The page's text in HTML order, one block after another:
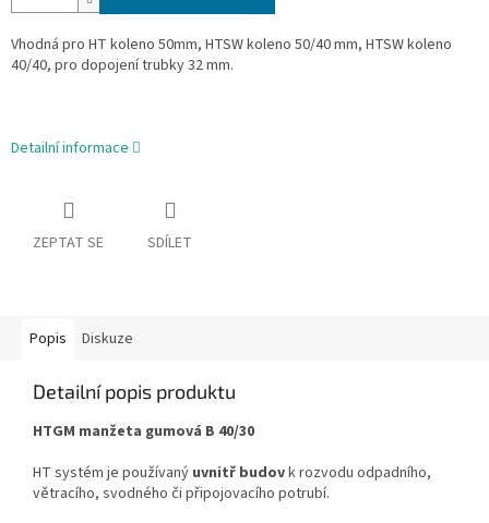
Vhodná pro HT koleno 50mm, HTSW koleno 50/40 mm, HTSW koleno
40/40, pro dopojení trubky 32 mm.
Detailní informace
ZEPTAT SE SDÍLET
Popis Diskuze
Detailní popis produktu
HTGM manžeta gumová B 40/30
HT systém je používaný uvnitř budovk rozvodu odpadního,
větracího, svodného či připojovacího potrubí.